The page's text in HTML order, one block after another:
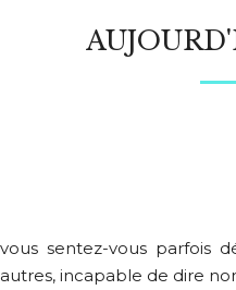
vous sentez-vous parfois
autres, incapable de dire